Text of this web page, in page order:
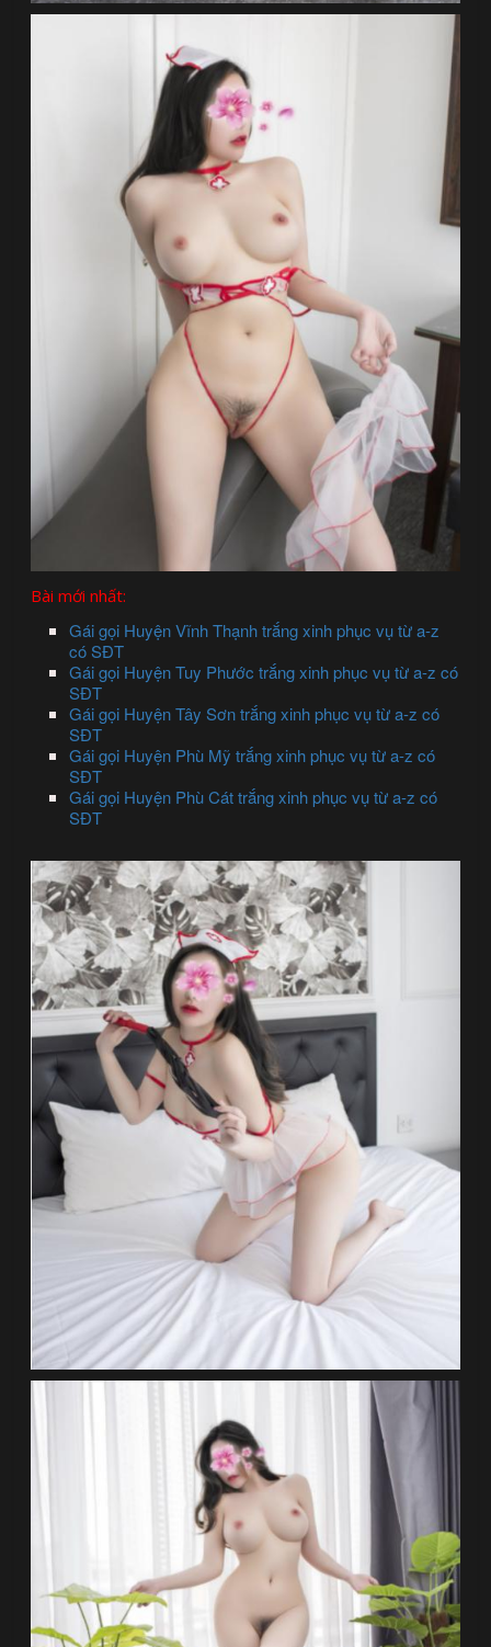
Bài mới nhất:
Gái gọi Huyện Vĩnh Thạnh trắng xinh phục vụ từ a-z
có SĐT
Gái gọi Huyện Tuy Phước trắng xinh phục vụ từ a-z có
SĐT
Gái gọi Huyện Tây Sơn trắng xinh phục vụ từ a-z có
SĐT
Gái gọi Huyện Phù Mỹ trắng xinh phục vụ từ a-z có
SĐT
Gái gọi Huyện Phù Cát trắng xinh phục vụ từ a-z có
SĐT